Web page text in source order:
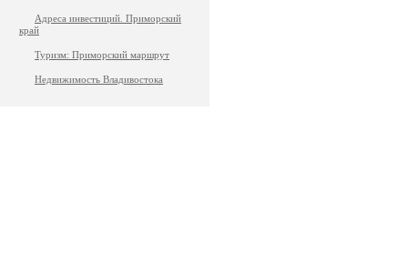
Адреса инвестиций. Приморский
край
Туризм: Приморский маршрут
Недвижимость Владивостока